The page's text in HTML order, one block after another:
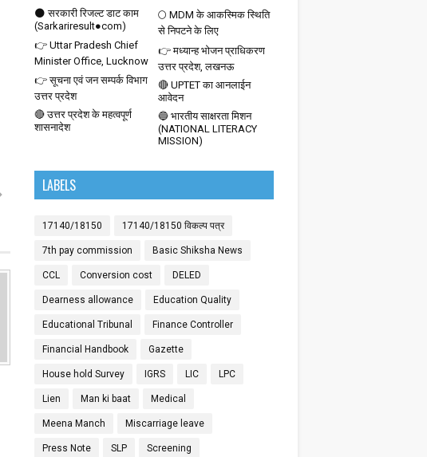
🌑 सरकारी रिजल्ट डाट काम
(Sarkariresult●com)
🌕 MDM के आकस्मिक स्थिति
से निपटने के लिए
👉 Uttar Pradesh Chief
Minister Office, Lucknow
👉 मध्यान्ह भोजन प्राधिकरण
उत्तर प्रदेश, लखनऊ
👉 सूचना एवं जन सम्पर्क विभाग
उत्तर प्रदेश
🔴 UPTET का आनलाईन
आवेदन
🔴 उत्तर प्रदेश के महत्वपूर्ण
शासनादेश
🔵 भारतीय साक्षरता मिशन
(NATIONAL LITERACY
MISSION)
LABELS
17140/18150 17140/18150 विकल्प पत्र
7th pay commission Basic Shiksha News
CCL Conversion cost DELED
Dearness allowance Education Quality
Educational Tribunal Finance Controller
Financial Handbook Gazette
House hold Survey IGRS LIC LPC
Lien Man ki baat Medical
Meena Manch Miscarriage leave
Press Note SLP Screening